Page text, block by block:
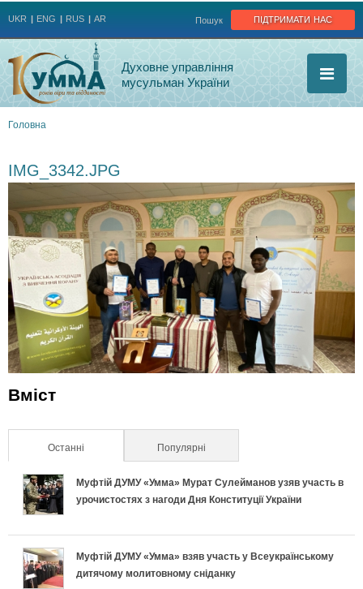
підтримати нас
Пошук
UKR ENG RUS AR
Духовне управління
мусульман України
є
тут
Головна
IMG_3342.JPG
Вміст
Останні (активна вкладка)Популярні
Муфтій ДУМУ «Умма» Мурат Сулейманов узяв участь в
урочистостях з нагоди Дня Конституції України
Муфтій ДУМУ «Умма» взяв участь у Всеукраїнському
дитячому молитовному сніданку